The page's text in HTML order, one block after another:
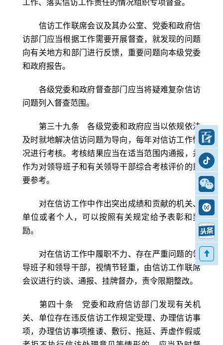
工作、落实信访工作责任的情况组织专项督查。
信访工作联席会议及其办公室、党委和政府信
访部门应当根据工作需要开展督查，就发现的问题
向有关地方和部门进行反馈，重要问题向本级党委
和政府报告。
各级党委和政府督查部门应当将疑难复杂信访
问题列入督查范围。
第三十九条 各级党委和政府应当以依规依法
及时就地解决信访问题为导向，每年对信访工作情
况进行考核。考核结果应当在适当范围内通报，并
作为对领导班子和有关领导干部综合考核评价的重
要参考。
对在信访工作中作出突出成绩和贡献的机关、
单位或者个人，可以按照有关规定给予表彰和奖
励。
对在信访工作中履职不力、存在严重问题的领
导班子和领导干部，视情节轻重，由信访工作联席
会议进行约谈、通报、挂牌督办，责令限期整改。
第四十条 党委和政府信访部门发现有关机
关、单位存在违反信访工作规定受理、办理信访事
项，办理信访事项推诿、敷衍、拖延、弄虚作假或
百家号
抖音号
公众号
视频号
头条